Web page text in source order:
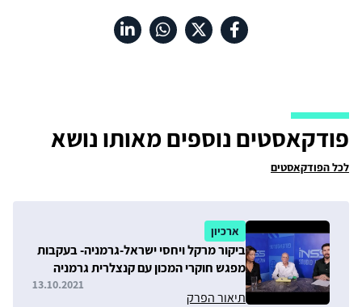
פודקאסטים נוספים מאותו נושא
לכל הפודקאסטים
ארכיון
ביקור מרקל ויחסי ישראל-גרמניה- בעקבות
מפגש חוקרי המכון עם קנצלרית גרמניה
תיאור הפרק
13.10.2021